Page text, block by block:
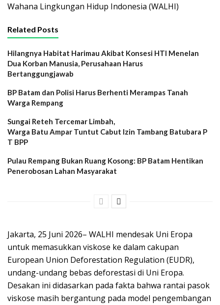
Wahana Lingkungan Hidup Indonesia (WALHI)
Related Posts
Hilangnya Habitat Harimau Akibat Konsesi HTI Menelan
Dua Korban Manusia, Perusahaan Harus
Bertanggungjawab
BP Batam dan Polisi Harus Berhenti Merampas Tanah
Warga Rempang
Sungai Reteh Tercemar Limbah,
Warga Batu Ampar Tuntut Cabut Izin Tambang Batubara P
T BPP
Pulau Rempang Bukan Ruang Kosong: BP Batam Hentikan
Penerobosan Lahan Masyarakat
Jakarta, 25 Juni 2026– WALHI mendesak Uni Eropa
untuk memasukkan viskose ke dalam cakupan
European Union Deforestation Regulation (EUDR),
undang-undang bebas deforestasi di Uni Eropa.
Desakan ini didasarkan pada fakta bahwa rantai pasok
viskose masih bergantung pada model pengembangan